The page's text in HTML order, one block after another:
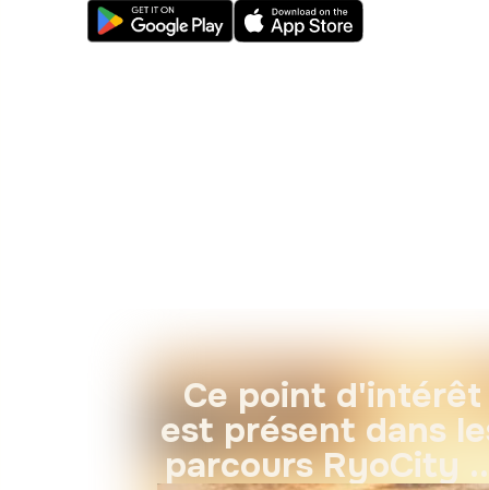
Ce point d'intérêt
est présent dans
parcours RyoCity